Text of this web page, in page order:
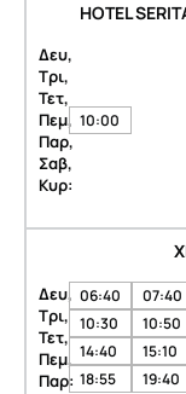
HOTEL
Δευ,
Τρι,
Τετ,
Πεμ,
Παρ,
Σαβ,
Κυρ:
10:00
Δευ,
Τρι,
Τετ,
Πεμ,
Παρ:
06:40 07:40
10:30
10:50
14:40
15:10
18:55
19:40